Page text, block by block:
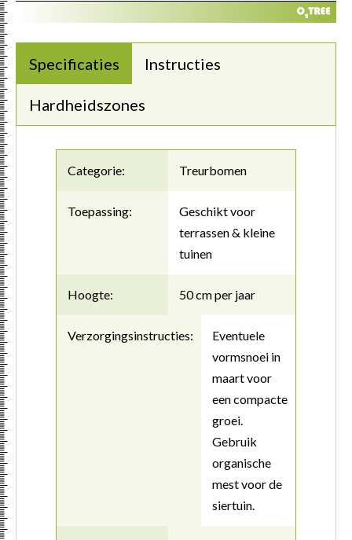
Specificaties Instructies
Hardheidszones
Categorie: Treurbomen
Toepassing:
Geschikt voor
terrassen & kleine
tuinen
Hoogte: 50 cm per jaar
Verzorgingsinstructies:
Eventuele
vormsnoei in
maart voor
een compacte
groei.
Gebruik
organische
mest voor de
siertuin.